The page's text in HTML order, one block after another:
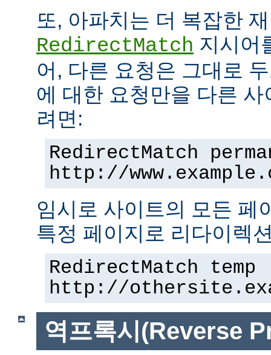
또, 아파치는 더 복잡한
RedirectMatch 지시어
어, 다른 요청은 그대로
에 대한 요청만을 다른
려면:
RedirectMatch
http://
임시로 사이트의 모든 페
특정 페이지로 리다이렉
RedirectMatch
http://
역프록시(Reverse